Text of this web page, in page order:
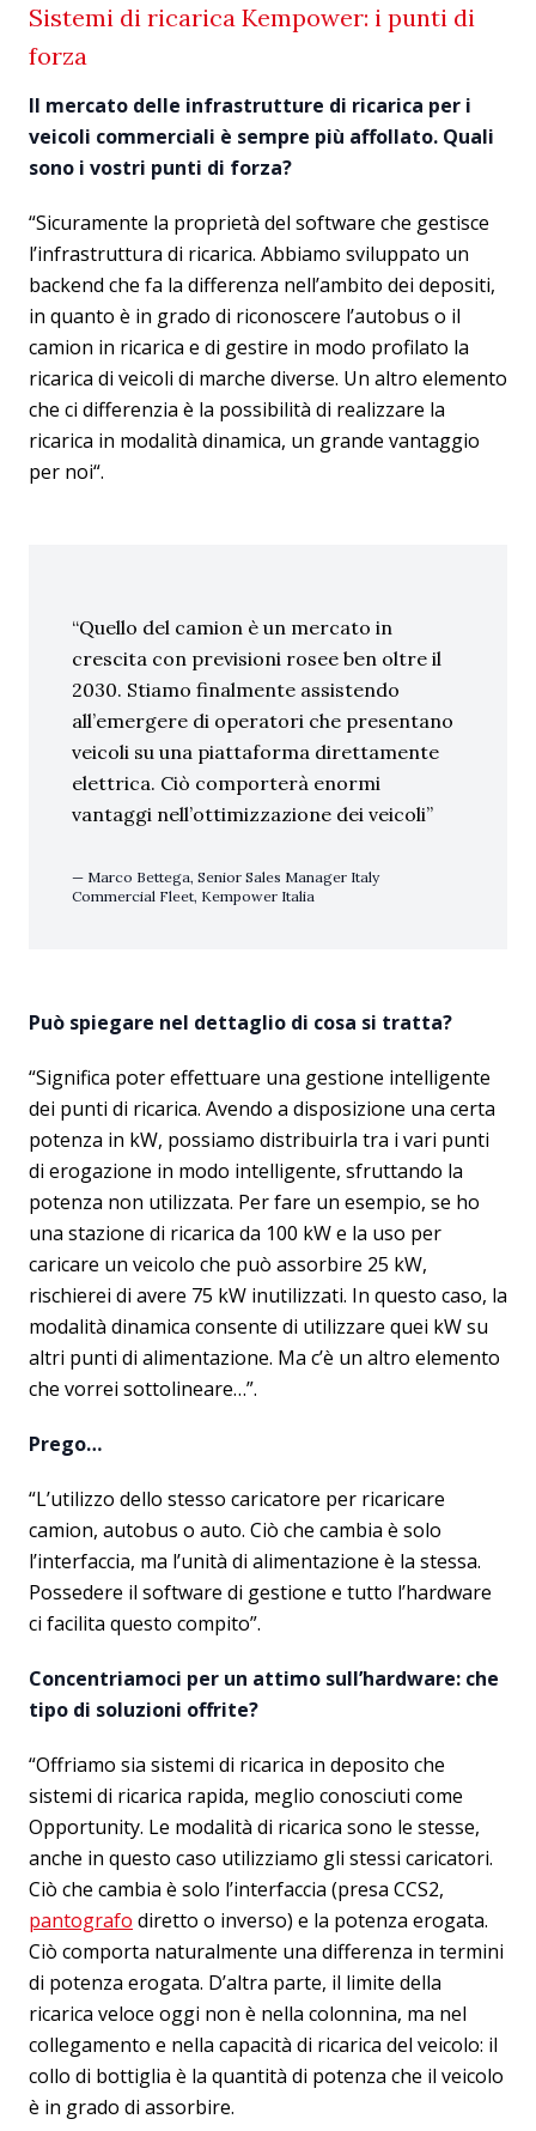
Sistemi di ricarica Kempower: i punti di
forza
Il mercato delle infrastrutture di ricarica per i
veicoli commerciali è sempre più affollato. Quali
sono i vostri punti di forza?
“Sicuramente la proprietà del software che gestisce
l’infrastruttura di ricarica. Abbiamo sviluppato un
backend che fa la differenza nell’ambito dei depositi,
in quanto è in grado di riconoscere l’autobus o il
camion in ricarica e di gestire in modo profilato la
ricarica di veicoli di marche diverse. Un altro elemento
che ci differenzia è la possibilità di realizzare la
ricarica in modalità dinamica, un grande vantaggio
per noi“.
Quello del camion è un mercato in
crescita con previsioni rosee ben oltre il
2030. Stiamo finalmente assistendo
all’emergere di operatori che presentano
veicoli su una piattaforma direttamente
elettrica. Ciò comporterà enormi
vantaggi nell’ottimizzazione dei veicoli
Marco Bettega, Senior Sales Manager Italy
Commercial Fleet, Kempower Italia
Può spiegare nel dettaglio di cosa si tratta?
“Significa poter effettuare una gestione intelligente
dei punti di ricarica. Avendo a disposizione una certa
potenza in kW, possiamo distribuirla tra i vari punti
di erogazione in modo intelligente, sfruttando la
potenza non utilizzata. Per fare un esempio, se ho
una stazione di ricarica da 100 kW e la uso per
caricare un veicolo che può assorbire 25 kW,
rischierei di avere 75 kW inutilizzati. In questo caso, la
modalità dinamica consente di utilizzare quei kW su
altri punti di alimentazione. Ma c’è un altro elemento
che vorrei sottolineare…”.
Prego…
“L’utilizzo dello stesso caricatore per ricaricare
camion, autobus o auto. Ciò che cambia è solo
l’interfaccia, ma l’unità di alimentazione è la stessa.
Possedere il software di gestione e tutto l’hardware
ci facilita questo compito”.
Concentriamoci per un attimo sull’hardware: che
tipo di soluzioni offrite?
“Offriamo sia sistemi di ricarica in deposito che
sistemi di ricarica rapida, meglio conosciuti come
Opportunity. Le modalità di ricarica sono le stesse,
anche in questo caso utilizziamo gli stessi caricatori.
Ciò che cambia è solo l’interfaccia (presa CCS2,
pantografo diretto o inverso) e la potenza erogata.
Ciò comporta naturalmente una differenza in termini
di potenza erogata. D’altra parte, il limite della
ricarica veloce oggi non è nella colonnina, ma nel
collegamento e nella capacità di ricarica del veicolo: il
collo di bottiglia è la quantità di potenza che il veicolo
è in grado di assorbire.